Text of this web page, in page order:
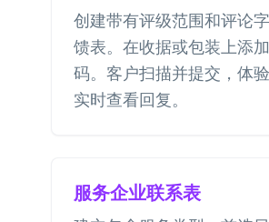
创建带有评级范围和评论
馈表。在收据或包装上添
码。客户扫描并提交，体验
实时查看回复。
服务企业联系表